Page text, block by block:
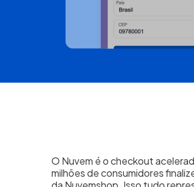
O Nuvem é o checkout
milhões de consumidores